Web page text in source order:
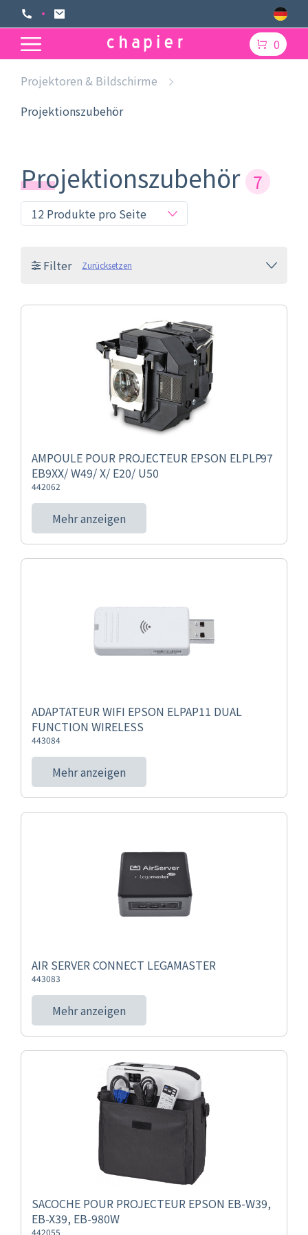
0
Projektoren & Bildschirme
Projektionszubehör
Projektionszubehör 7
Filter Zurücksetzen
AMPOULE POUR PROJECTEUR EPSON ELPLP97
EB9XX/ W49/ X/ E20/ U50
442062
Mehr anzeigen
ADAPTATEUR WIFI EPSON ELPAP11 DUAL
FUNCTION WIRELESS
443084
Mehr anzeigen
AIR SERVER CONNECT LEGAMASTER
443083
Mehr anzeigen
SACOCHE POUR PROJECTEUR EPSON EB-W39,
EB-X39, EB-980W
442055